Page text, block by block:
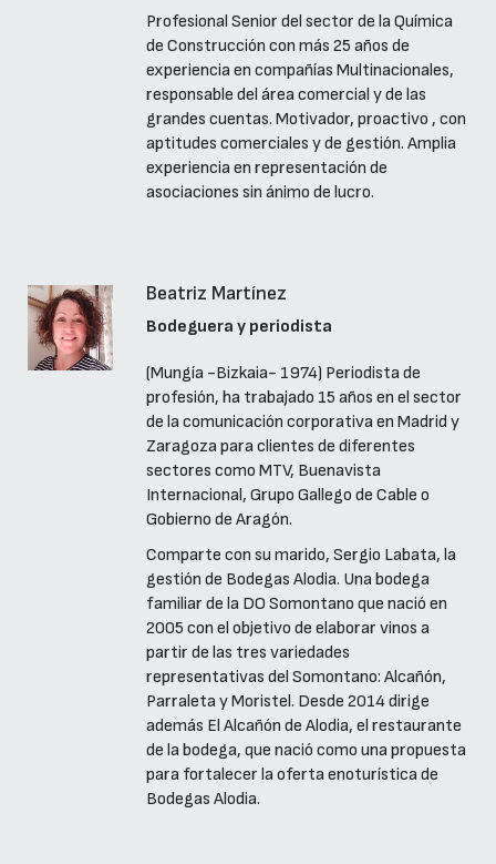
Profesional Senior del sector de la Química
de Construcción con más 25 años de
experiencia en compañías Multinacionales,
responsable del área comercial y de las
grandes cuentas. Motivador, proactivo , con
aptitudes comerciales y de gestión. Amplia
experiencia en representación de
asociaciones sin ánimo de lucro.
Beatriz Martínez
Bodeguera y periodista
(Mungía -Bizkaia- 1974) Periodista de
profesión, ha trabajado 15 años en el sector
de la comunicación corporativa en Madrid y
Zaragoza para clientes de diferentes
sectores como MTV, Buenavista
Internacional, Grupo Gallego de Cable o
Gobierno de Aragón.
Comparte con su marido, Sergio Labata, la
gestión de Bodegas Alodia. Una bodega
familiar de la DO Somontano que nació en
2005 con el objetivo de elaborar vinos a
partir de las tres variedades
representativas del Somontano: Alcañón,
Parraleta y Moristel. Desde 2014 dirige
además El Alcañón de Alodia, el restaurante
de la bodega, que nació como una propuesta
para fortalecer la oferta enoturística de
Bodegas Alodia.